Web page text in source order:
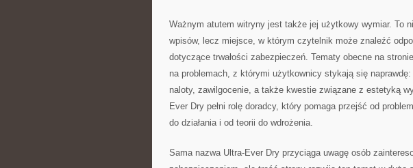
Ważnym atutem witryny jest także jej użytkowy wymiar. To
wpisów, lecz miejsce, w którym czytelnik może znaleźć
dotyczące trwałości zabezpieczeń. Tematy obecne na
na problemach, z którymi użytkownicy stykają się
naloty, zawilgocenie, a także kwestie związane z estetyką
Ever Dry pełni rolę doradcy, który pomaga przejść od
do działania i od teorii do wdrożenia.
Sama nazwa Ultra-Ever Dry przyciąga uwagę osób